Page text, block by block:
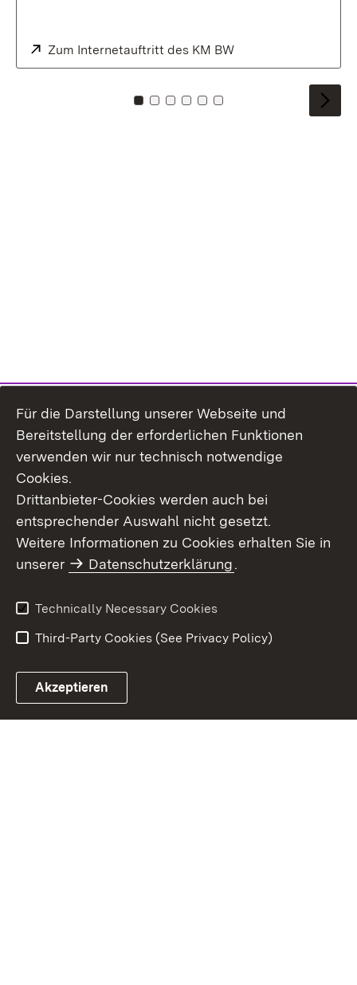
External:
Zum Internetauftritt des KM BW(Opens in new
To card: 0
To card: 1
To card: 2
To card: 3
To card: 4
To card: 5
Site Map
Contact Us
Imprint
Data Protection
Accessibility
Für die Darstellung unserer Webseite und
Bereitstellung der erforderlichen Funktionen
verwenden wir nur technisch notwendige
Cookies.
Drittanbieter-Cookies werden auch bei
entsprechender Auswahl nicht gesetzt.
Weitere Informationen zu Cookies erhalten Sie in
unserer
Datenschutzerklärung.
Technically Necessary Cookies
Third-Party Cookies (See Privacy Policy)
Akzeptieren